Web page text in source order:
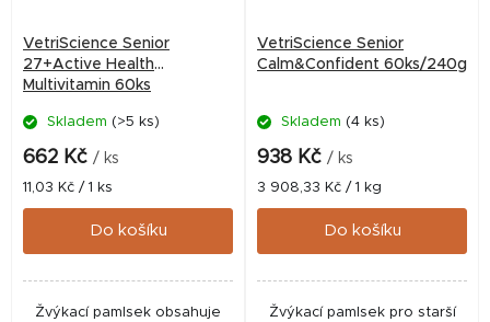
VetriScience Senior
27+Active Health
Multivitamin 60ks
Skladem (>5 ks)
662 Kč / ks
Měrná
cena:
11,03 Kč / 1 ks
Do košíku
Žvýkací pamlsek obsahuje
VetriScience Senior
Calm&Confident 60ks/240g
Skladem (4 ks)
938 Kč / ks
Měrná
cena:
3 908,33 Kč / 1 kg
Do košíku
Žvýkací pamlsek pro starší